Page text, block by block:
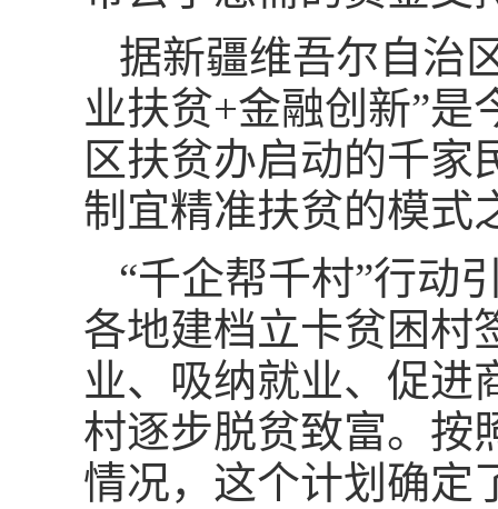
据新疆维吾尔自治
业扶贫+金融创新”是
区扶贫办启动的千家
制宜精准扶贫的模式
“千企帮千村”行动
各地建档立卡贫困村
业、吸纳就业、促进
村逐步脱贫致富。按
情况，这个计划确定